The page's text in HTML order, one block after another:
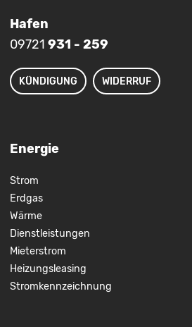
Hafen
09721 931 - 259
KÜNDIGUNG WIDERRUF
Energie
Strom
Erdgas
Wärme
Dienstleistungen
Mieterstrom
Heizungsleasing
Stromkennzeichnung